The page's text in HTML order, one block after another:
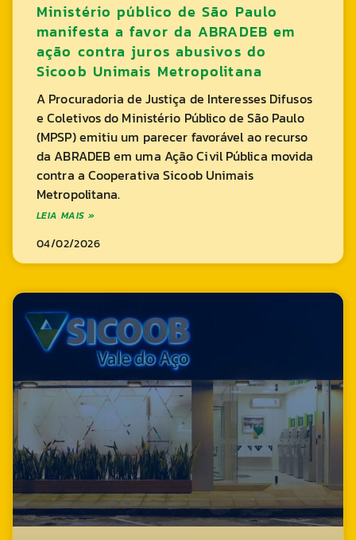
Ministério público de São Paulo
manifesta a favor da ABRADEB em
ação contra juros abusivos do
Sicoob Unimais Metropolitana
A Procuradoria de Justiça de Interesses Difusos
e Coletivos do Ministério Público de São Paulo
(MPSP) emitiu um parecer favorável ao recurso
da ABRADEB em uma Ação Civil Pública movida
contra a Cooperativa Sicoob Unimais
Metropolitana.
LEIA MAIS »
04/02/2026